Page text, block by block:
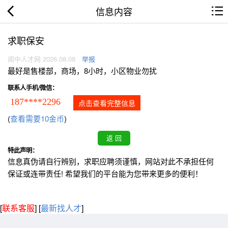
信息内容
求职保安
阆中人才网 2026.08.08 举报
最好是售楼部，商场，8小时，小区物业勿扰
联系人手机/微信：
187****2296 点击查看完整信息
(查看需要10金币)
特此声明：
信息真伪请自行辨别，求职应聘须谨慎，网站对此不承担任何
保证或连带责任! 希望我们的平台能为您带来更多的便利！
[联系客服] [最新找人才]